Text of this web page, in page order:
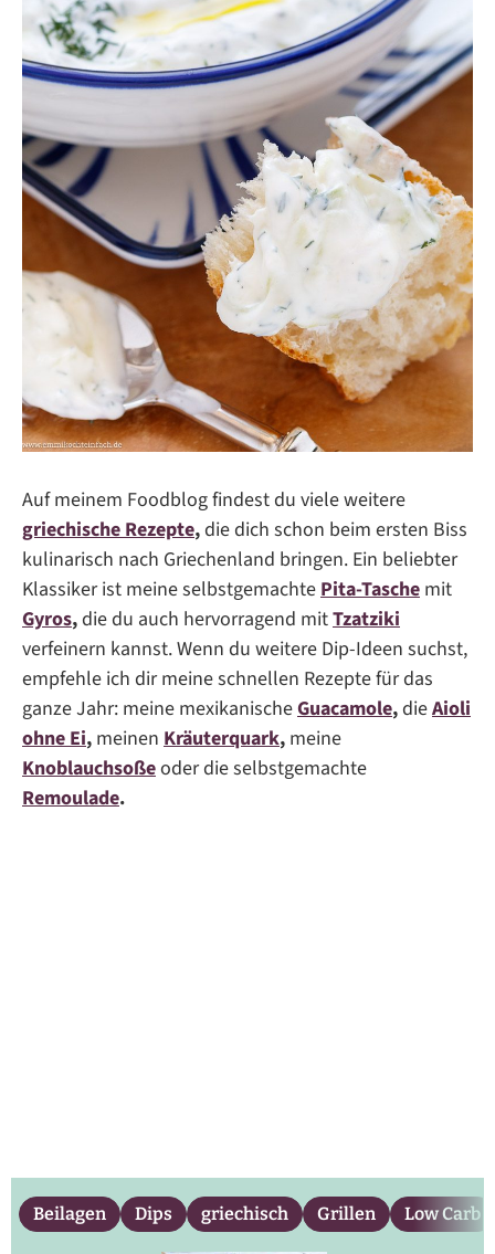
Auf meinem Foodblog findest du viele weitere
griechische Rezepte,die dich schon beim ersten Biss
kulinarisch nach Griechenland bringen. Ein beliebter
Klassiker ist meine selbstgemachtePita-Tasche mit
Gyros,die du auch hervorragend mitTzatziki
verfeinern kannst. Wenn du weitere Dip-Ideen suchst,
empfehle ich dir meine schnellen Rezepte für das
ganze Jahr: meine mexikanischeGuacamole,dieAioli
ohne Ei, meinen Kräuterquark, meine
Knoblauchsoßeoder die selbstgemachte
Remoulade.
Beilagen Dips griechisch Grillen Low Carb